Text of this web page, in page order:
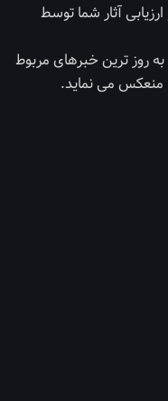
آثار شما توسط
روز ترین خبرهای مربوط
منعکس می نماید.